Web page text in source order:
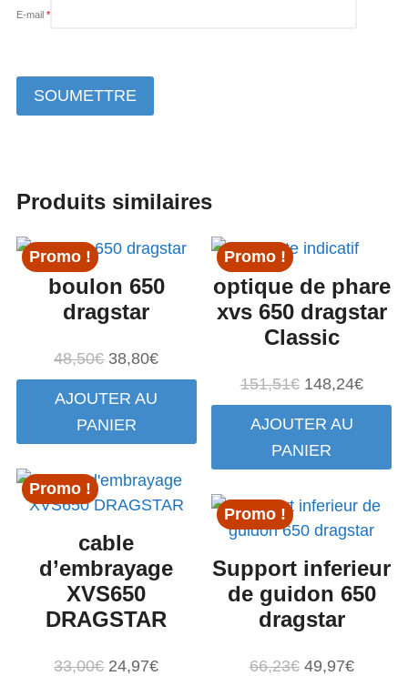
E-mail *
Produits similaires
Promo !
boulon 650
dragstar
48,50€ Le
prix
initial
était :
38,80€Le
prix
AJOUTER AU
PANIER
Promo !
optique de phare
xvs 650 dragstar
Classic
151,51€ Le
prix
initial
était :
148,24€Le
prix
AJOUTER AU
PANIER
Promo !
cable
d’embrayage
XVS650
DRAGSTAR
33,00€ Le
24,97€Le
Promo !
Support inferieur
de guidon 650
dragstar
66,23€ Le
49,97€Le